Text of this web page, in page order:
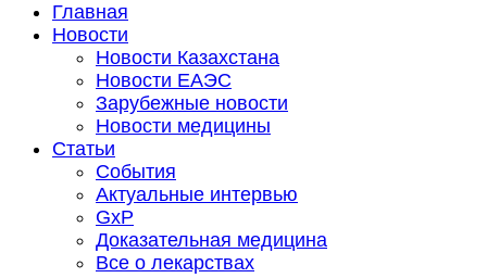
Главная
Новости
Новости Казахстана
Новости ЕАЭС
Зарубежные новости
Новости медицины
Статьи
События
Актуальные интервью
GxP
Доказательная медицина
Все о лекарствах